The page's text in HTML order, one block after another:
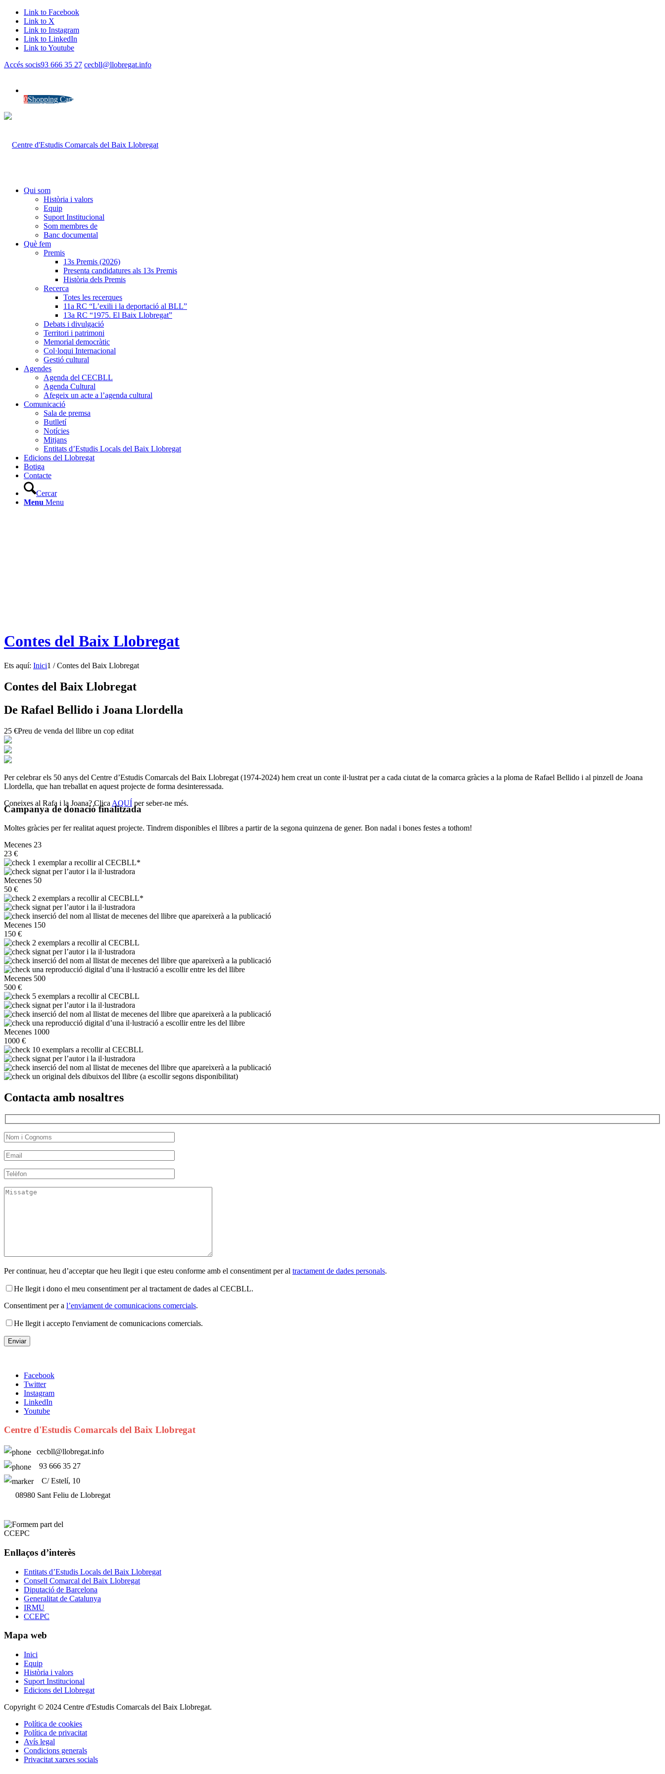
Link to Facebook
Link to X
Link to Instagram
Link to LinkedIn
Link to Youtube
Accés socis93 666 35 27 cecbll@llobregat.info
0Shopping Cart
Qui som
Història i valors
Equip
Suport Institucional
Som membres de
Banc documental
Què fem
Premis
13s Premis (2026)
Presenta candidatures als 13s Premis
Història dels Premis
Recerca
Totes les recerques
11a RC “L’exili i la deportació al BLL”
13a RC “1975. El Baix Llobregat”
Debats i divulgació
Territori i patrimoni
Memorial democràtic
Col·loqui Internacional
Gestió cultural
Agendes
Agenda del CECBLL
Agenda Cultural
Afegeix un acte a l’agenda cultural
Comunicació
Sala de premsa
Butlletí
Notícies
Mitjans
Entitats d’Estudis Locals del Baix Llobregat
Edicions del Llobregat
Botiga
Contacte
Cercar
Menu Menu
Contes del Baix Llobregat
Ets aquí: Inici1 / Contes del Baix Llobregat
Contes del Baix Llobregat
De Rafael Bellido i Joana Llordella
25 €Preu de venda del llibre un cop editat
Per celebrar els 50 anys del Centre d’Estudis Comarcals del Baix Llobregat (1974-2024) hem creat un conte il·lustrat per a cada ciutat de la comarca gràcies a la ploma de Rafael Bellido i al pinzell de Joana
Llordella, que han treballat en aquest projecte de forma desinteressada.
Coneixes al Rafa i la Joana? Clica AQUÍ per seber-ne més.
Campanya de donació finalitzada
Moltes gràcies per fer realitat aquest projecte. Tindrem disponibles el llibres a partir de la segona quinzena de gener. Bon nadal i bones festes a tothom!
Mecenes 23
23 €
1 exemplar a recollir al CECBLL*
signat per l’autor i la il·lustradora
Mecenes 50
50 €
2 exemplars a recollir al CECBLL*
signat per l’autor i la il·lustradora
inserció del nom al llistat de mecenes del llibre que apareixerà a la publicació
Mecenes 150
150 €
2 exemplars a recollir al CECBLL
signat per l’autor i la il·lustradora
inserció del nom al llistat de mecenes del llibre que apareixerà a la publicació
una reproducció digital d’una il·lustració a escollir entre les del llibre
Mecenes 500
500 €
5 exemplars a recollir al CECBLL
signat per l’autor i la il·lustradora
inserció del nom al llistat de mecenes del llibre que apareixerà a la publicació
una reproducció digital d’una il·lustració a escollir entre les del llibre
Mecenes 1000
1000 €
10 exemplars a recollir al CECBLL
signat per l’autor i la il·lustradora
inserció del nom al llistat de mecenes del llibre que apareixerà a la publicació
un original dels dibuixos del llibre (a escollir segons disponibilitat)
Contacta amb nosaltres
Per continuar, heu d’acceptar que heu llegit i que esteu conforme amb el consentiment per al tractament de dades personals.
He llegit i dono el meu consentiment per al tractament de dades al CECBLL.
Consentiment per a l’enviament de comunicacions comercials.
He llegit i accepto l'enviament de comunicacions comercials.
Facebook
Twitter
Instagram
LinkedIn
Youtube
Centre d'Estudis Comarcals del Baix Llobregat
cecbll@llobregat.info
93 666 35 27
C/ Estelí, 10
08980 Sant Feliu de Llobregat
Enllaços d’interès
Entitats d’Estudis Locals del Baix Llobregat
Consell Comarcal del Baix Llobregat
Diputació de Barcelona
Generalitat de Catalunya
IRMU
CCEPC
Mapa web
Inici
Equip
Història i valors
Suport Institucional
Edicions del Llobregat
Copyright © 2024 Centre d'Estudis Comarcals del Baix Llobregat.
Política de cookies
Política de privacitat
Avís legal
Condicions generals
Privacitat xarxes socials